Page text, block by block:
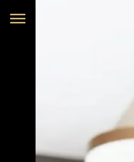
品牌眼鏡、精品墨